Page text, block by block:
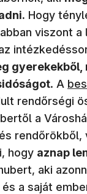
Hogy
viszont
gyerekekből,
. A (új
rendőrségi
a
rendőrökből,
hogy aznap
aki
a saját